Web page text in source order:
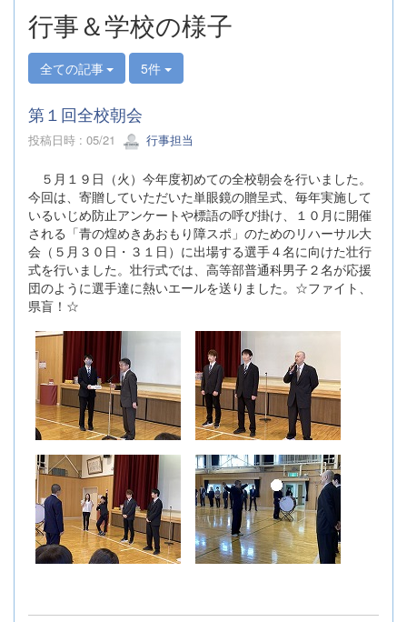
行事＆学校の様子
全ての記事 5件
第１回全校朝会
投稿日時 : 05/21 行事担当
５月１９日（火）今年度初めての全校朝会を行いました。
今回は、寄贈していただいた単眼鏡の贈呈式、毎年実施して
いるいじめ防止アンケートや標語の呼び掛け、１０月に開催
される「青の煌めきあおもり障スポ」のためのリハーサル大
会（５月３０日・３１日）に出場する選手４名に向けた壮行
式を行いました。壮行式では、高等部普通科男子２名が応援
団のように選手達に熱いエールを送りました。☆ファイト、
県盲！☆